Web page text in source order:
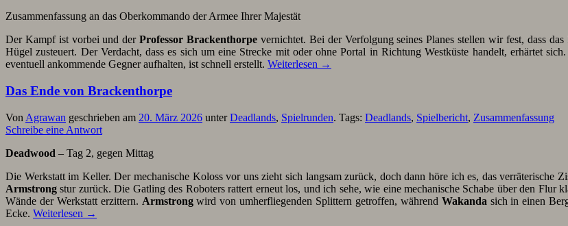
Zusammenfassung an das Oberkommando der Armee Ihrer Majestät
Der Kampf ist vorbei und derProfessor Brackenthorpe vernichtet. Bei der Verfolgung seines Planes stellen wir fest, dass
Hügel zusteuert. Der Verdacht, dass es sich um eine Strecke mit oder ohne Portal in Richtung Westküste handelt, erhärtet
eventuell ankommende Gegner aufhalten, ist schnell erstellt. Weiterlesen →
Das Ende von Brackenthorpe
Von Agrawan geschrieben am 20. März 2026 unterDeadlands, Spielrunden. Tags: Deadlands, Spielbericht, Zusammenfassung
Schreibe eine Antwort
Deadwood – Tag 2, gegen Mittag
Die Werkstatt im Keller. Der mechanische Koloss vor uns zieht sich langsam zurück, doch dann höre ich es, das verräterische
Armstrong stur zurück. Die Gatling des Roboters rattert erneut los, und ich sehe, wie eine mechanische Schabe über den
Wände der Werkstatt erzittern. Armstrongwird von umherfliegenden Splittern getroffen, während Wakanda sich in einen
Ecke. Weiterlesen →